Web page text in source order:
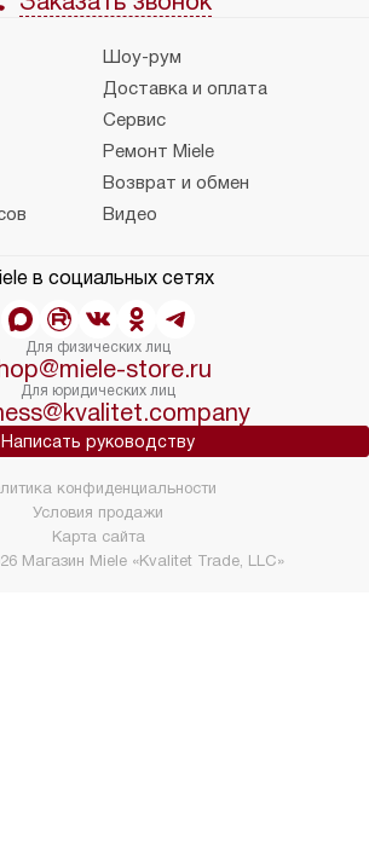
Шоу-рум
Доставка и оплата
Сервис
Ремонт Miele
Возврат и обмен
Видео
в социальных сетях
Для физических лиц
store.ru
Для юридических лиц
Написать руководству
Магазин Miele «Kvalitet Trade, LLC»
конфиденциальности
Условия продажи
Карта сайта